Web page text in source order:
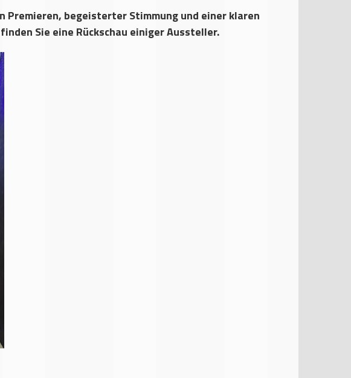
Premieren, begeisterter Stimmung und einer klaren
Sie eine Rückschau einiger Aussteller.